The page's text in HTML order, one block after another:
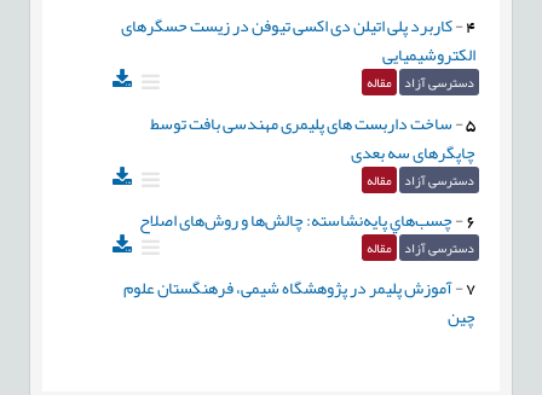
4
-کاربرد پلی اتیلن دی اکسی تیوفن در زیست حسگرهای
الکتروشیمیایی
دسترسی آزاد مقاله
5
-ساخت داربست های پلیمری مهندسی بافت توسط
چاپگرهای سه بعدی
دسترسی آزاد مقاله
6
-چسب‌هاي پايه‌نشاسته: چالش‌ها و روش‌های اصلاح
دسترسی آزاد مقاله
7
-آموزش پلیمر در پژوهشگاه شیمی، فرهنگستان علوم
چین